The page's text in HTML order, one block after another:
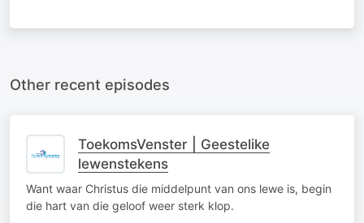
Other recent episodes
ToekomsVenster | Geestelike
lewenstekens
Want waar Christus die middelpunt van ons lewe is, begin
die hart van die geloof weer sterk klop.